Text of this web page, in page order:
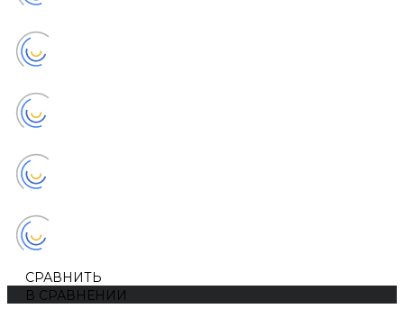
СРАВНИТЬ
В СРАВНЕНИИ